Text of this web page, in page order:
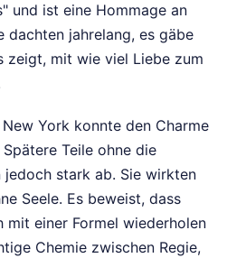
und ist eine Hommage an
dachten jahrelang, es gäbe
zeigt, mit wie viel Liebe zum
York konnte den Charme
Teile ohne die
stark ab. Sie wirkten
Seele. Es beweist, dass
einer Formel wiederholen
Chemie zwischen Regie,